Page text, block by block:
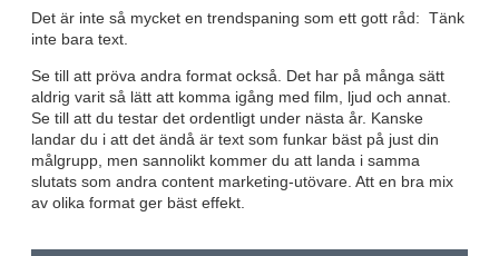
Det är inte så mycket en trendspaning som ett gott råd: Tänk
inte bara text.
Se till att pröva andra format också. Det har på många sätt
aldrig varit så lätt att komma igång med film, ljud och annat.
Se till att du testar det ordentligt under nästa år. Kanske
landar du i att det ändå är text som funkar bäst på just din
målgrupp, men sannolikt kommer du att landa i samma
slutats som andra content marketing-utövare. Att en bra mix
av olika format ger bäst effekt.